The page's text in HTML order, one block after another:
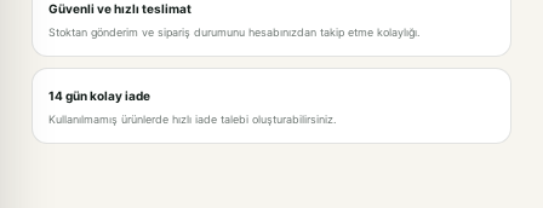
Güvenli ve hızlı teslimat
Stoktan gönderim ve sipariş durumunu hesabınızdan takip etme kolaylığı.
14 gün kolay iade
Kullanılmamış ürünlerde hızlı iade talebi oluşturabilirsiniz.